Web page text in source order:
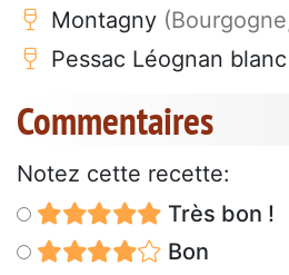
Montagny
Pessac Léognan blanc
Commentaires
Notez cette recette:
Très bon !
Bon